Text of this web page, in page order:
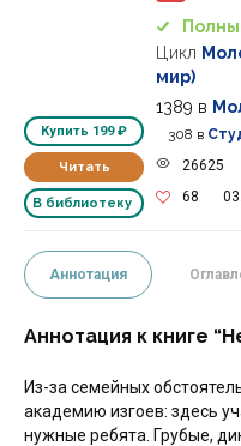
Купить 199 ₽
Читать
В библиотеку
Цикл
мир)
1389 в
308 в
26625
68
Аннотация
Аннотация к книге
Из-за семейных
академию изгоев: здесь
нужные ребята. Грубые,